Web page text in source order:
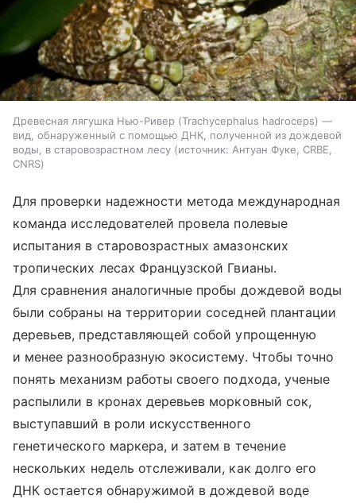
Древесная лягушка Нью-Ривер (Trachycephalus hadroceps) —
вид, обнаруженный с помощью ДНК, полученной из дождевой
воды, в старовозрастном лесу
источник: Антуан Фуке, CRBE,
CNRS
Для проверки надежности метода международная
команда исследователей провела полевые
испытания в старовозрастных амазонских
тропических лесах Французской Гвианы.
Для сравнения аналогичные пробы дождевой воды
были собраны на территории соседней плантации
деревьев, представляющей собой упрощенную
и менее разнообразную экосистему. Чтобы точно
понять механизм работы своего подхода, ученые
распылили в кронах деревьев морковный сок,
выступавший в роли искусственного
генетического маркера, и затем в течение
нескольких недель отслеживали, как долго его
ДНК остается обнаружимой в дождевой воде